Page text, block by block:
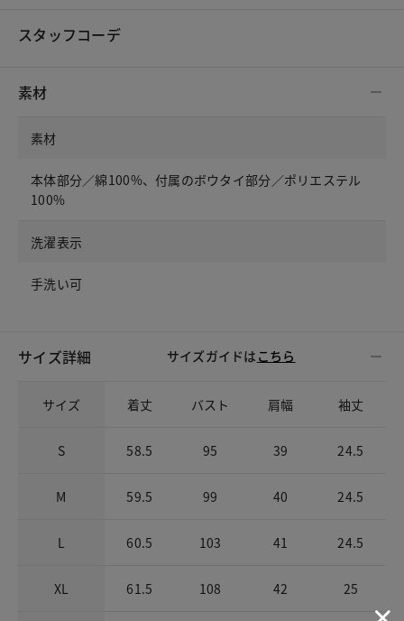
スタッフコーデ
素材
素材
本体部分／綿100%、付属のボウタイ部分／ポリエステル
100%
洗濯表示
手洗い可
サイズ詳細 サイズガイドは こちら
サイズ 着丈 バスト 肩幅 袖丈
S 58.5 95 39 24.5
M 59.5 99 40 24.5
L 60.5 103 41 24.5
XL 61.5 108 42 25